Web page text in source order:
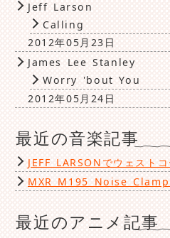
Jeff Larson
Calling
2012年05月23日
James Lee Stanley
Worry 'bout You
2012年05月24日
最近の音楽記事
JEFF LARSONでウェスト
MXR M195 Noise Clamp
最近のアニメ記事